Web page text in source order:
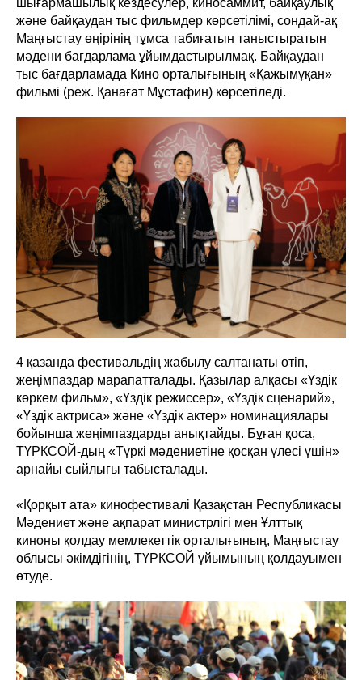
шығармашылық кездесулер, киносаммит, байқаулық
және байқаудан тыс фильмдер көрсетілімі, сондай-ақ
Маңғыстау өңірінің тұмса табиғатын таныстыратын
мәдени бағдарлама ұйымдастырылмақ. Байқаудан
тыс бағдарламада Кино орталығының «Қажымұқан»
фильмі (реж. Қанағат Мұстафин) көрсетіледі.
4 қазанда фестивальдің жабылу салтанаты өтіп,
жеңімпаздар марапатталады. Қазылар алқасы «Үздік
көркем фильм», «Үздік режиссер», «Үздік сценарий»,
«Үздік актриса» және «Үздік актер» номинациялары
бойынша жеңімпаздарды анықтайды. Бұған қоса,
ТҮРКСОЙ-дың «Түркі мәдениетіне қосқан үлесі үшін»
арнайы сыйлығы табысталады.
«Қорқыт ата» кинофестивалі Қазақстан Республикасы
Мәдениет және ақпарат министрлігі мен Ұлттық
киноны қолдау мемлекеттік орталығының, Маңғыстау
облысы әкімдігінің, ТҮРКСОЙ ұйымының қолдауымен
өтуде.